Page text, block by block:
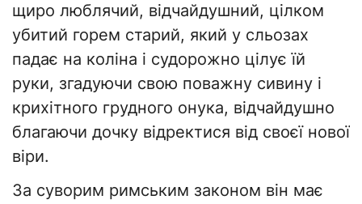
щиро люблячий, відчайдушний, цілком
убитий горем старий, який у сльозах
падає на коліна і судорожно цілує їй
руки, згадуючи свою поважну сивину і
крихітного грудного онука, відчайдушно
благаючи дочку відректися від своєї нової
віри.
​За суворим римським законом він має